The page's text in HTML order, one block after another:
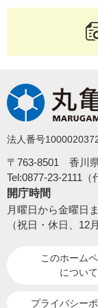
法人番号
〒763-8501 香川
Tel:0877-23-2111（
開庁時間
月曜日から金曜日
（祝日・休日、12
このホーム
について
プライバシー